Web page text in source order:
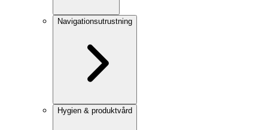
Navigationsutrustning
Hygien & produktvård